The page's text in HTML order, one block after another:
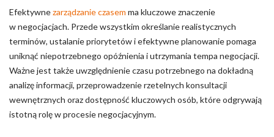
Efektywnezarządzanie czasem ma kluczowe znaczenie
w negocjacjach. Przede wszystkim określanie realistycznych
terminów, ustalanie priorytetów i efektywne planowanie pomaga
uniknąć niepotrzebnego opóźnienia i utrzymania tempa negocjacji.
Ważne jest także uwzględnienie czasu potrzebnego na dokładną
analizę informacji, przeprowadzenie rzetelnych konsultacji
wewnętrznych oraz dostępność kluczowych osób, które odgrywają
istotną rolę w procesie negocjacyjnym.